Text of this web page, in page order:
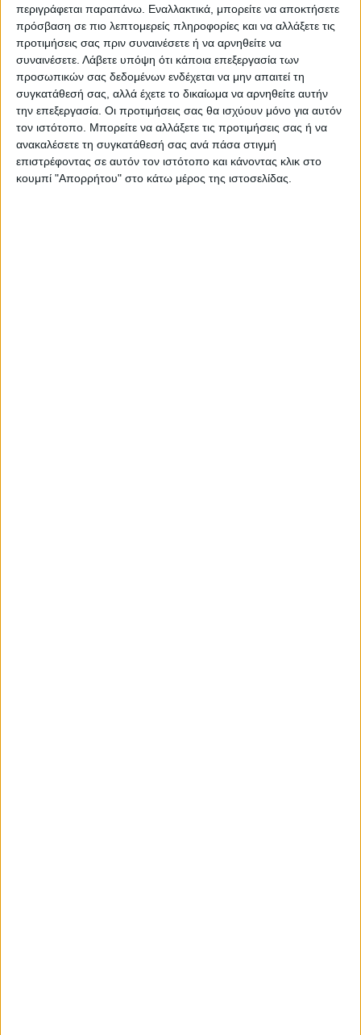
περιγράφεται παραπάνω. Εναλλακτικά, μπορείτε να αποκτήσετε
πρόσβαση σε πιο λεπτομερείς πληροφορίες και να αλλάξετε τις
προτιμήσεις σας πριν συναινέσετε ή να αρνηθείτε να
συναινέσετε. Λάβετε υπόψη ότι κάποια επεξεργασία των
προσωπικών σας δεδομένων ενδέχεται να μην απαιτεί τη
συγκατάθεσή σας, αλλά έχετε το δικαίωμα να αρνηθείτε αυτήν
την επεξεργασία. Οι προτιμήσεις σας θα ισχύουν μόνο για αυτόν
τον ιστότοπο. Μπορείτε να αλλάξετε τις προτιμήσεις σας ή να
ανακαλέσετε τη συγκατάθεσή σας ανά πάσα στιγμή
επιστρέφοντας σε αυτόν τον ιστότοπο και κάνοντας κλικ στο
κουμπί "Απορρήτου" στο κάτω μέρος της ιστοσελίδας.
Απ’ αυτά, σημειώνεται στην έκθεση, ότι οι
θέσεις στάθμευσης οχημάτων που
αντικαθίστανται με θέσεις στάθμευσης
δικύκλων είναι ελάχιστες. Προτείνει η
οριοθέτηση των θέσεων στάθμευσης των
δικύκλων εκτός της κατακόρυφης σήμανσης
να γίνει και με την τοποθέτηση πλαστικών
επαναφερόμενων κυλίνδρων , προς